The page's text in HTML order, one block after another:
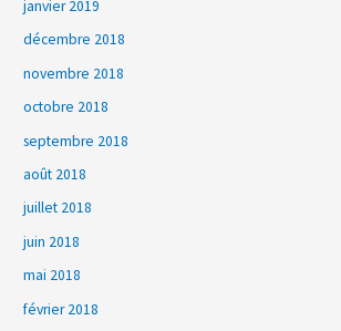
janvier 2019
décembre 2018
novembre 2018
octobre 2018
septembre 2018
août 2018
juillet 2018
juin 2018
mai 2018
février 2018